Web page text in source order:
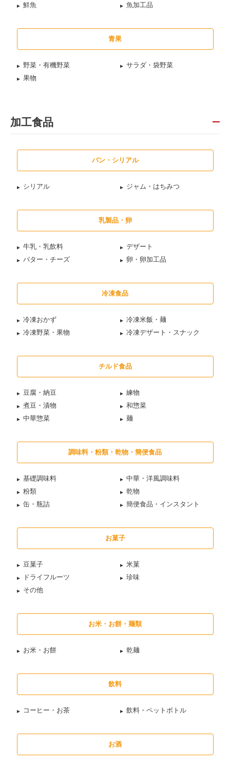
鮮魚 魚加工品
青果
野菜・有機野菜
サラダ・袋野菜
果物
加工食品
パン・シリアル
シリアル ジャム・はちみつ
乳製品・卵
牛乳・乳飲料
デザート
バター・チーズ
卵・卵加工品
冷凍食品
冷凍おかず
冷凍米飯・麺
冷凍野菜・果物
冷凍デザート・スナック
チルド食品
豆腐・納豆
練物
煮豆・漬物
和惣菜
中華惣菜
麺
調味料・粉類・乾物・簡便食品
基礎調味料
中華・洋風調味料
粉類
乾物
缶・瓶詰
簡便食品・インスタント
お菓子
豆菓子
米菓
ドライフルーツ
珍味
その他
お米・お餅・麺類
お米・お餅 乾麺
飲料
コーヒー・お茶 飲料・ペットボトル
お酒